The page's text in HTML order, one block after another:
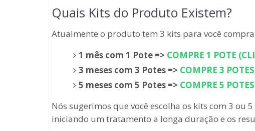
Quais Kits do Produto Existem?
Atualmente o produto tem 3 kits para você
1 mês com 1 Pote => COMPRE 1 POTE
3 meses com 3 Potes => COMPRE 3
5 meses com 5 Potes => COMPRE 5
Nós sugerimos que você escolha os kits com 3 ou
iniciando um tratamento a longa duração e os